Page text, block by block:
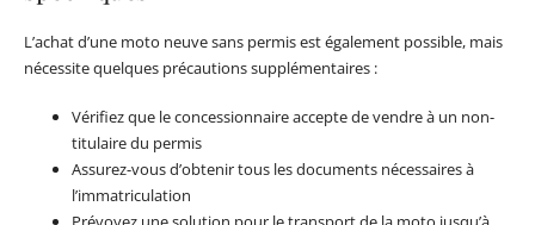
L’achat d’une moto neuve sans permis est également possible, mais
nécessite quelques précautions supplémentaires :
Vérifiez que le concessionnaire accepte de vendre à un non-
titulaire du permis
Assurez-vous d’obtenir tous les documents nécessaires à
l’immatriculation